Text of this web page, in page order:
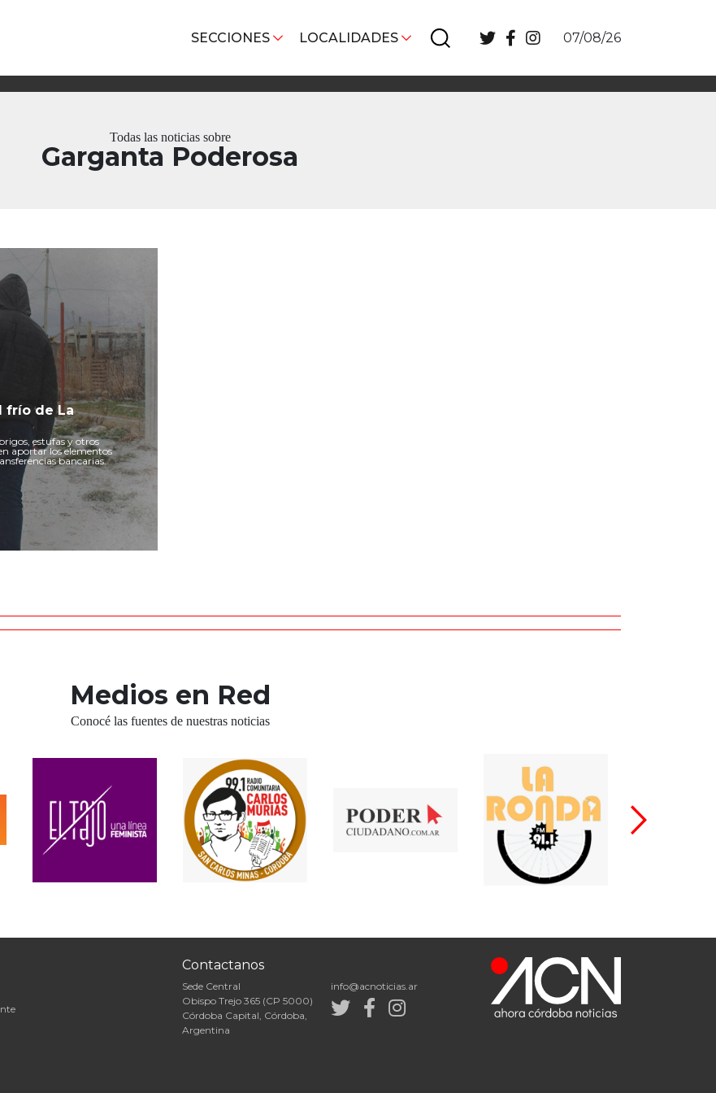
SECCIONES LOCALIDADES 07/08/26
Todas las noticias sobre
Garganta Poderosa
frío de La
estufas y otros
aportar los elementos
bancarias.
Medios en Red
Conocé las fuentes de nuestras noticias
Contactanos
Sede Central
Obispo Trejo 365 (CP 5000)
Córdoba Capital, Córdoba,
Argentina
info@acnoticias.ar